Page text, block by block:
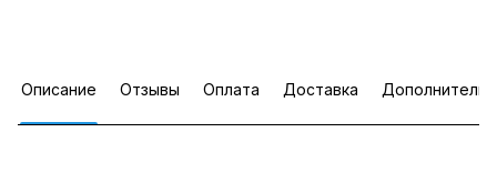
Описание Отзывы Оплата Доставка